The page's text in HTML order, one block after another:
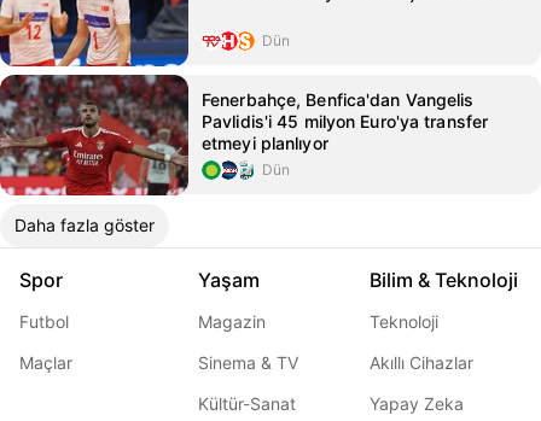
Dün
Fenerbahçe, Benfica'dan Vangelis
Pavlidis'i 45 milyon Euro'ya transfer
etmeyi planlıyor
Dün
Daha fazla göster
Spor
Futbol
Maçlar
Yaşam
Magazin
Sinema & TV
Kültür-Sanat
Bilim & Teknoloji
Teknoloji
Akıllı Cihazlar
Yapay Zeka